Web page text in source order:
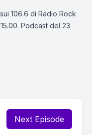
106.6 di Radio Rock
Podcast del 23
Next Episode